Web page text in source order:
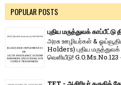
POPULAR POSTS
புதிய மருத்துவக்
அரசு ஊழியர்கள் &
Holders) புதிய
வெளியீடு! G.O.Ms.No.123